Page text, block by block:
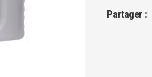
Partager :